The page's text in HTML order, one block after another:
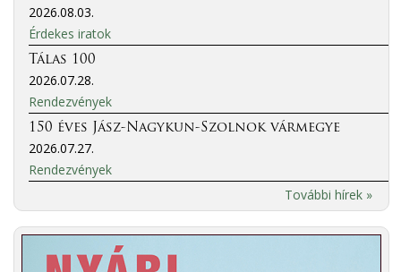
2026.08.03.
Érdekes iratok
Tálas 100
2026.07.28.
Rendezvények
150 éves Jász-Nagykun-Szolnok vármegye
2026.07.27.
Rendezvények
További hírek »